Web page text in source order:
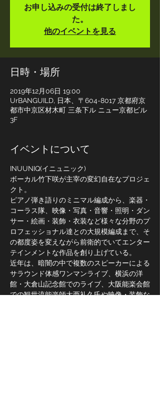
お申し込みの受付は終了しまし
た。
他のイベントを見る
日時・場所
2019年12月06日 19:00
UrBANGUILD, 日本、〒604-8017 京都府京
都市中京区材木町 三条下ル ニュー京都ビル
3F
イベントについて
INUUNIQ(イニュニック)
ボーカル竹下咲が主宰の変幻自在なプロジェ
クト。
ピアノ弾き語りのミニマル編成から、楽器・
コーラス隊、映像・写真・音響・照明・ダン
サー・絵画・装飾・衣装など様々な分野のプ
ロフェッショナル達との大規模編成まで、そ
の都度姿を変えながら前衛的でいてエンター
テインメントな作品を創り上げている。
近年は、暗闇の中で複数のスピーカーによる
サラウンド体感ワンマンライブ、横浜の洋
館・大倉山記念館でのライブ、大阪能楽会館
での観世流能楽師大西礼久氏や映像・装飾な